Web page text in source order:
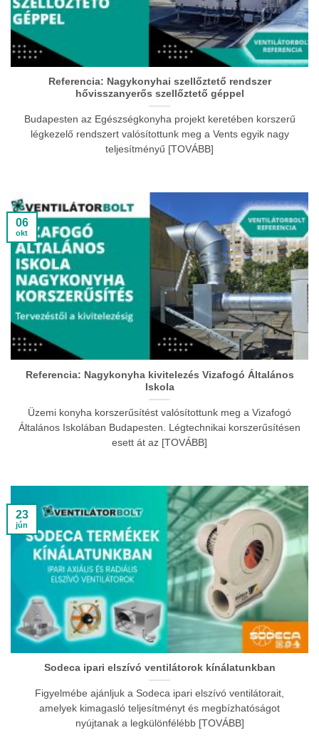
Referencia: Nagykonyhai szellőztető rendszer
hővisszanyerős szellőztető géppel
Budapesten az Egészségkonyha projekt keretében korszerű
légkezelő rendszert valósítottunk meg a Vents egyik nagy
teljesítményű [TOVÁBB]
Referencia: Nagykonyha kivitelezés Vizafogó Általános
Iskola
Üzemi konyha korszerűsítést valósítottunk meg a Vizafogó
Általános Iskolában Budapesten. Légtechnikai korszerűsítésen
esett át az [TOVÁBB]
06
okt
Sodeca ipari elszívó ventilátorok kínálatunkban
Figyelmébe ajánljuk a Sodeca ipari elszívó ventilátorait,
amelyek kimagasló teljesítményt és megbízhatóságot
nyújtanak a legkülönfélébb [TOVÁBB]
23
jún